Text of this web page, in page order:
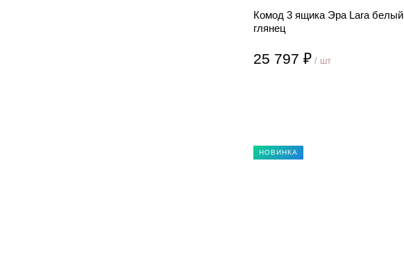
Комод 3 ящика Эра Lara белый
глянец
25 797 ₽ / шт
НОВИНКА